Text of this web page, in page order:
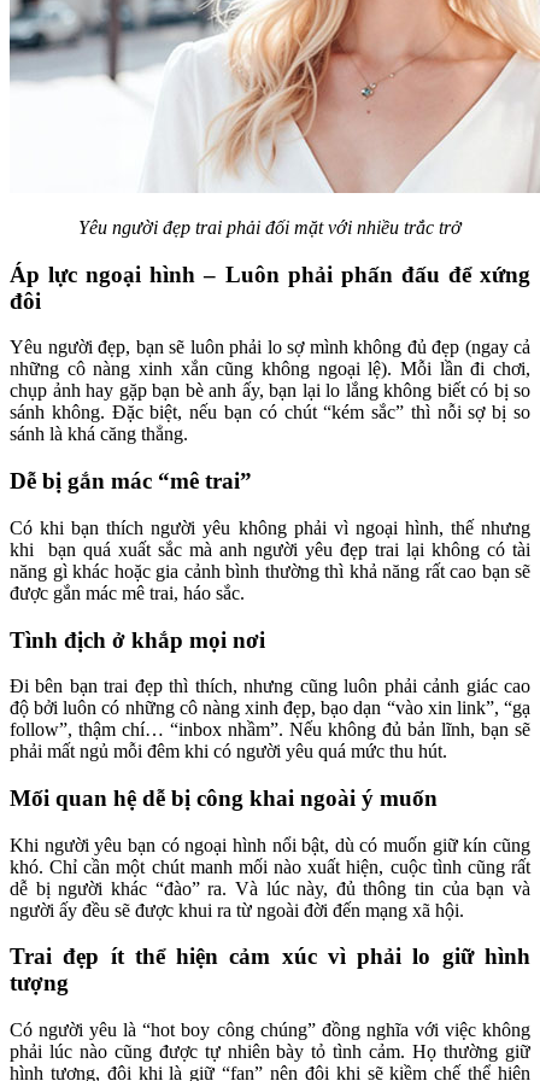
Yêu người đẹp trai phải đối mặt với nhiều trắc trở
Áp lực ngoại hình – Luôn phải phấn đấu để xứng
đôi
Yêu người đẹp, bạn sẽ luôn phải lo sợ mình không đủ đẹp (ngay cả
những cô nàng xinh xắn cũng không ngoại lệ). Mỗi lần đi chơi,
chụp ảnh hay gặp bạn bè anh ấy, bạn lại lo lắng không biết có bị so
sánh không. Đặc biệt, nếu bạn có chút “kém sắc” thì nỗi sợ bị so
sánh là khá căng thẳng.
Dễ bị gắn mác “mê trai”
Có khi bạn thích người yêu không phải vì ngoại hình, thế nhưng
khi bạn quá xuất sắc mà anh người yêu đẹp trai lại không có tài
năng gì khác hoặc gia cảnh bình thường thì khả năng rất cao bạn sẽ
được gắn mác mê trai, háo sắc.
Tình địch ở khắp mọi nơi
Đi bên bạn trai đẹp thì thích, nhưng cũng luôn phải cảnh giác cao
độ bởi luôn có những cô nàng xinh đẹp, bạo dạn “vào xin link”, “gạ
follow”, thậm chí… “inbox nhầm”. Nếu không đủ bản lĩnh, bạn sẽ
phải mất ngủ mỗi đêm khi có người yêu quá mức thu hút.
Mối quan hệ dễ bị công khai ngoài ý muốn
Khi người yêu bạn có ngoại hình nổi bật, dù có muốn giữ kín cũng
khó. Chỉ cần một chút manh mối nào xuất hiện, cuộc tình cũng rất
dễ bị người khác “đào” ra. Và lúc này, đủ thông tin của bạn và
người ấy đều sẽ được khui ra từ ngoài đời đến mạng xã hội.
Trai đẹp ít thể hiện cảm xúc vì phải lo giữ hình
tượng
Có người yêu là “hot boy công chúng” đồng nghĩa với việc không
phải lúc nào cũng được tự nhiên bày tỏ tình cảm. Họ thường giữ
hình tượng, đôi khi là giữ “fan” nên đôi khi sẽ kiềm chế thể hiện